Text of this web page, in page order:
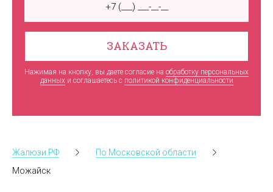
ЗАКАЗАТЬ
Нажимая на кнопку, вы даете согласие на обработку персональных
данныхи соглашаетесь c политикой конфиденциальности
Жалюзи.РФ
По Московской области
Можайск